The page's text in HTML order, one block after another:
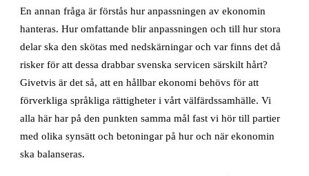
En annan fråga är förstås hur anpassningen av ekonomin
hanteras. Hur omfattande blir anpassningen och till hur stora
delar ska den skötas med nedskärningar och var finns det då
risker för att dessa drabbar svenska servicen särskilt hårt?
Givetvis är det så, att en hållbar ekonomi behövs för att
förverkliga språkliga rättigheter i vårt välfärdssamhälle. Vi
alla här har på den punkten samma mål fast vi hör till partier
med olika synsätt och betoningar på hur och när ekonomin
ska balanseras.